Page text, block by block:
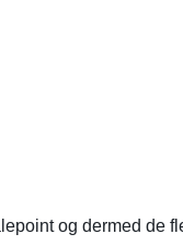
og dermed de